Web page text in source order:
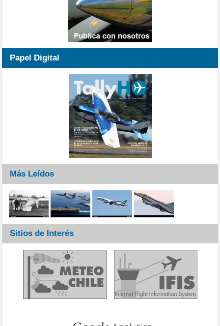
Papel Digital
Más Leídos
Sitios de Interés